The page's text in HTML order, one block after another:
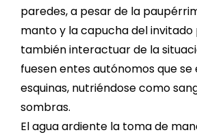
paredes, a pesar de la
manto y la capucha del
también interactuar de la
fuesen entes autónomos que
esquinas, nutriéndose como
sombras.
El agua ardiente la toma de